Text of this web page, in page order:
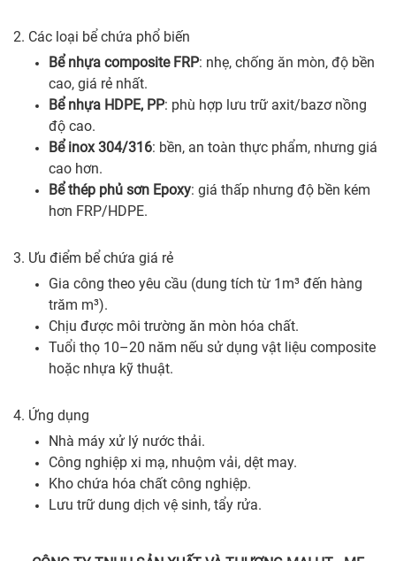
2. Các loại bể chứa phổ biến
Bể nhựa composite FRP: nhẹ, chống ăn mòn, độ bền
cao, giá rẻ nhất.
Bể nhựa HDPE, PP: phù hợp lưu trữ axit/bazơ nồng
độ cao.
Bể inox 304/316: bền, an toàn thực phẩm, nhưng giá
cao hơn.
Bể thép phủ sơn Epoxy: giá thấp nhưng độ bền kém
hơn FRP/HDPE.
3. Ưu điểm bể chứa giá rẻ
Gia công theo yêu cầu (dung tích từ 1m³ đến hàng
trăm m³).
Chịu được môi trường ăn mòn hóa chất.
Tuổi thọ 10–20 năm nếu sử dụng vật liệu composite
hoặc nhựa kỹ thuật.
4. Ứng dụng
Nhà máy xử lý nước thải.
Công nghiệp xi mạ, nhuộm vải, dệt may.
Kho chứa hóa chất công nghiệp.
Lưu trữ dung dịch vệ sinh, tẩy rửa.